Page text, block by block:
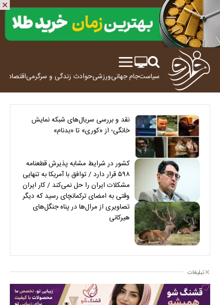
سیاستجام جهانیورزشیحوادث زندگی و سرگرمیاقتصاد
نقد و بررسی سریال‌های شبکه نمایش
خانگی؛ از «کوری» تا «بدنام»
کشور در شرایط مشابه پذیرش قطعنامه
۵۹۸ قرار دارد / توافق با آمریکا به تنهایی
مشکلات ایران را حل نمی‌کند / کار ایران
وقتی به امضای ترکمانچای رسید که دیگر
چاره‌ای نبود
تصاویری از مرال‌ها در پناه جنگل‌های
هیرکانی
تبلیغات